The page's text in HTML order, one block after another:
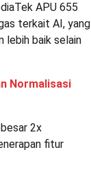
APU 655
terkait AI, yang
lebih baik selain
Normalisasi
2x
fitur